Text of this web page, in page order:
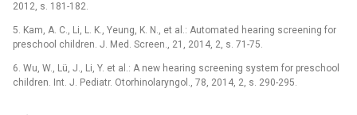
2012, s. 181-182.
5. Kam, A. C., Li, L. K., Yeung, K. N., et al.: Automated hearing screening for
preschool children. J. Med. Screen., 21, 2014, 2, s. 71-75.
6. Wu, W., Lü, J., Li, Y. et al.: A new hearing screening system for preschool
children. Int. J. Pediatr. Otorhinolaryngol., 78, 2014, 2, s. 290-295.